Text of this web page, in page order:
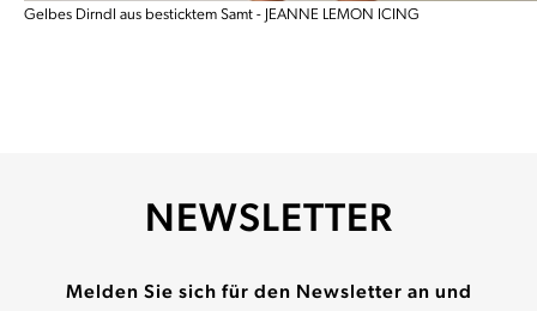
Gelbes Dirndl aus besticktem Samt - JEANNE LEMON ICING
NEWSLETTER
Melden Sie sich für den Newsletter an und